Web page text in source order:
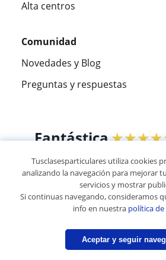
Alta centros
Comunidad
Novedades y Blog
Preguntas y respuestas
Fantástica
305883opiniones de
© 2007 - 2026 Tus clases
Mapa web:Profesores
Tusclasesparticulares utiliza cookies
analizando la navegación para mejorar
servicios y mostrar
Si continuas navegando, consideramos
info en nuestra política
Aceptar y seguir